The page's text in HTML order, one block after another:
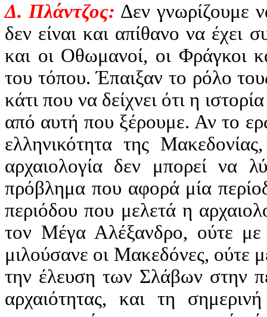
Δ. Πλάντζος: Δεν γνωρίζουμε
δεν είναι και απίθανο να έχει
και οι Οθωμανοί, οι Φράγκοι
του τόπου. Έπαιξαν το ρόλο
κάτι που να δείχνει ότι η
από αυτή που ξέρουμε. Αν το
ελληνικότητα της
αρχαιολογία δεν μπορεί να
πρόβλημα που αφορά μία
περιόδου που μελετά η
τον Μέγα Αλέξανδρο, ούτε
μιλούσανε οι Μακεδόνες, ούτε
την έλευση των Σλάβων στην
αρχαιότητας, και τη